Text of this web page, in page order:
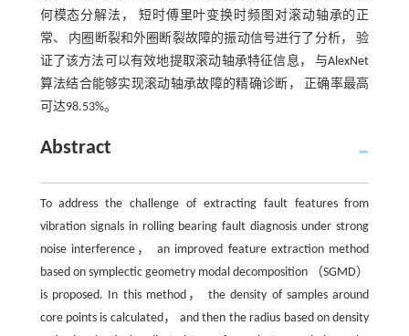
何模态分解法， 短时傅里叶变换时频图对滚动轴承的正
常、 内圈断裂和外圈断裂故障的振动信号进行了分析， 验
证了该方法可以有效地提取滚动轴承特征信息， 与AlexNet
算法结合能够实现滚动轴承故障的精确诊断， 正确率最高
可达98.53%。
Abstract
To address the challenge of extracting fault features from
vibration signals in rolling bearing fault diagnosis under strong
noise interference， an improved feature extraction method
based on symplectic geometry modal decomposition （SGMD）
is proposed. In this method， the density of samples around
core points is calculated， and then the radius based on density